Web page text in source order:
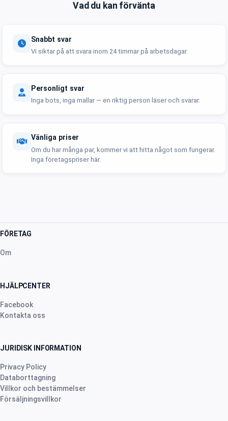
Vad du kan förvänta
Snabbt svar
Vi siktar på att svara inom 24 timmar på arbetsdagar.
Personligt svar
Inga bots, inga mallar — en riktig person läser och svarar.
Vänliga priser
Om du har många par, kommer vi att hitta något som fungerar.
Inga företagspriser här.
FÖRETAG
Om
HJÄLPCENTER
Facebook
Kontakta oss
JURIDISK INFORMATION
Privacy Policy
Databorttagning
Villkor och bestämmelser
Försäljningsvillkor